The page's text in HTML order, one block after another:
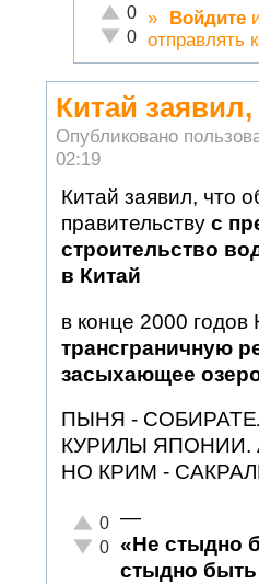
Отлично!
0
Неадекватно!
0
» Войдите
отправлять
Китай
Опубликовано
02:19
Китай заявил, что
правительству с
строительство
в Китай
в конце 2000 годов
трансграничную
засыхающее
ПЫНЯ -
КУРИЛЫ ЯПОНИИ.
НО КРИМ -
Отлично!
0
Неадекватно!
0
—
«Не стыдно
стыдно быть